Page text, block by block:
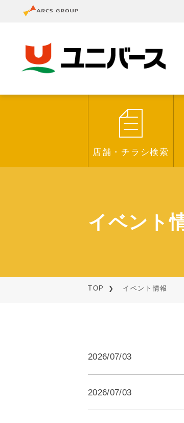
店舗・チラシ検索
イベント
TOP イベント情報
2026/07/03
2026/07/03